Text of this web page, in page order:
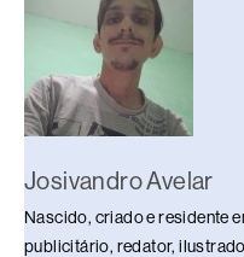
Josivandro Avelar
Nascido, criado e residente
publicitário, redator,